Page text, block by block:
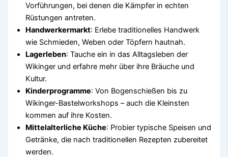
Vorführungen, bei denen die Kämpfer in echten
Rüstungen antreten.
Handwerkermarkt: Erlebe traditionelles Handwerk
wie Schmieden, Weben oder Töpfern hautnah.
Lagerleben: Tauche ein in das Alltagsleben der
Wikinger und erfahre mehr über ihre Bräuche und
Kultur.
Kinderprogramme: Von Bogenschießen bis zu
Wikinger-Bastelworkshops – auch die Kleinsten
kommen auf ihre Kosten.
Mittelalterliche Küche: Probier typische Speisen und
Getränke, die nach traditionellen Rezepten zubereitet
werden.